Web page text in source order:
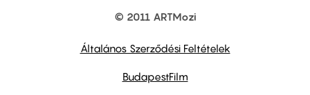
© 2011 ARTMozi
Általános Szerződési Feltételek
BudapestFilm